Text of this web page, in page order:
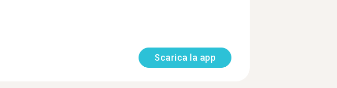
Scarica la app